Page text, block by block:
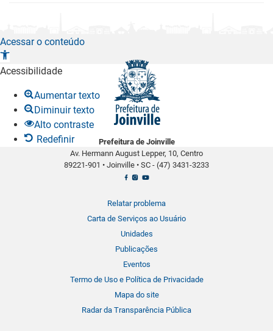
Prefeitura de Joinville
Av. Hermann August Lepper, 10, Centro
89221-901 • Joinville • SC - (47) 3431-3233
Relatar problema
Carta de Serviços ao Usuário
Unidades
Publicações
Eventos
Termo de Uso e Política de Privacidade
Mapa do site
Radar da Transparência Pública
Acessar o conteúdo
A
b
Acessibilidade
Aumentar texto
Diminuir texto
Alto contraste
Redefinir